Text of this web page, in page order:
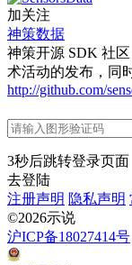
加关注
神策数据
神策开源 SDK 社
术活动的发布，同
http://github.com/
3秒后跳转登录页面
去登陆
注册声明 隐私声明
©2026示说
沪ICP备18027414号